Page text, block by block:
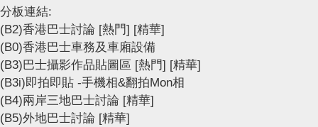
分板連結:
(B2)香港巴士討論 [熱門] [精華]
(B0)香港巴士車務及車廂設備
(B3)巴士攝影作品貼圖區 [熱門] [精華]
(B3i)即拍即貼 -手機相&翻拍Mon相
(B4)兩岸三地巴士討論 [精華]
(B5)外地巴士討論 [精華]